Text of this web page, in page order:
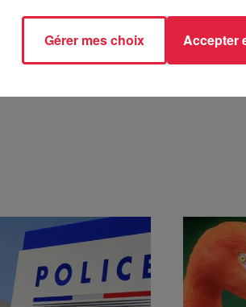
de la FFBB
Sebastien Ruffet
Gérer mes choix Accepter